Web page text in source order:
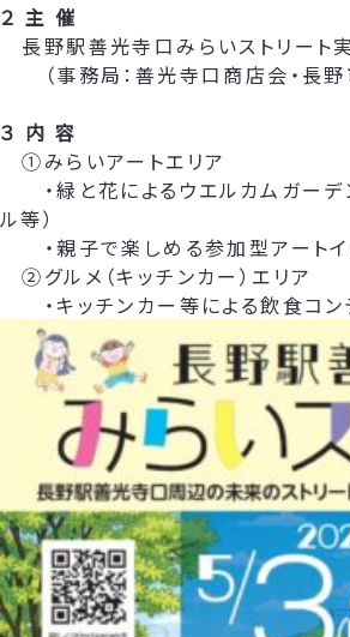
２ 主 催
長野駅善光寺口みらいストリート
（事務局：善光寺口商店会・長野
３ 内 容
①みらいアートエリア
・緑と花によるウエルカムガーデ
ル等）
・親子で楽しめる参加型アートイ
②グルメ（キッチンカー）エリア
・キッチンカー等による飲食コン